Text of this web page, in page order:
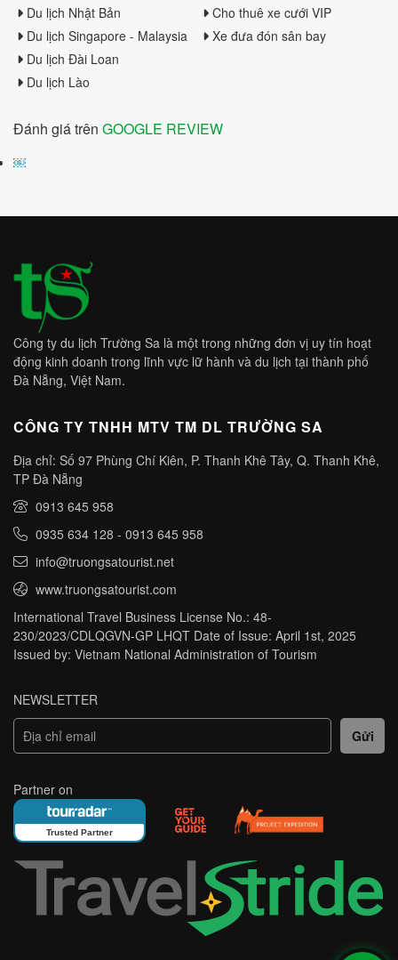
Du lịch Nhật Bản
Du lịch Singapore - Malaysia
Du lịch Đài Loan
Du lịch Lào
Cho thuê xe cưới VIP
Xe đưa đón sân bay
Đánh giá trên GOOGLE REVIEW
￼
Công ty du lịch Trường Sa là một trong những đơn vị uy tín hoạt
động kinh doanh trong lĩnh vực lữ hành và du lịch tại thành phố
Đà Nẵng, Việt Nam.
CÔNG TY TNHH MTV TM DL TRƯỜNG SA
Địa chỉ: Số 97 Phùng Chí Kiên, P. Thanh Khê Tây, Q. Thanh Khê,
TP Đà Nẵng
0913 645 958
0935 634 128 - 0913 645 958
info@truongsatourist.net
www.truongsatourist.com
International Travel Business License No.: 48-
230/2023/CDLQGVN-GP LHQT Date of Issue: April 1st, 2025
Issued by: Vietnam National Administration of Tourism
NEWSLETTER
Partner on
Trusted Partner